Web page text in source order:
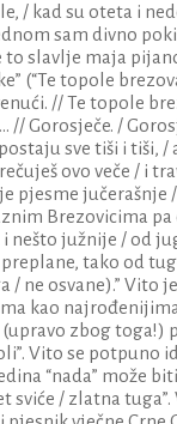
/ kad su oteta i
sam divno
slavlje maja
(“Te topole
// Te topole
// Gorosječe. /
sve tiši i tiši, /
ovo veče / i
pjesme jučerašnje
Brezovicima
nešto južnije / od
tako od
/ ne osvane).” Vito
kao
zbog toga!)
Vito se potpuno
“nada” može
sviće / zlatna